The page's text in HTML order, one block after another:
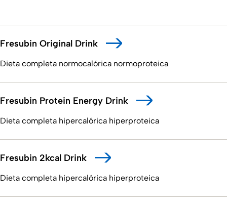
Dieta completa normocalórica normoproteica
Fresubin Original Drink
Dieta completa hipercalórica hiperproteica
Fresubin Protein Energy Drink
Dieta completa hipercalórica hiperproteica
Fresubin 2kcal Drink